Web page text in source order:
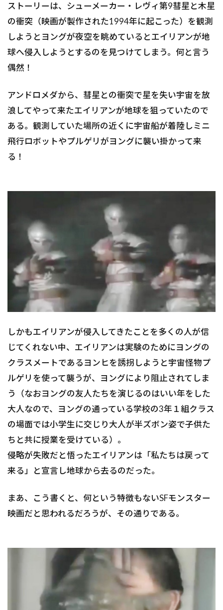
ストーリーは、シューメーカー・レヴィ第9彗星と木星
の衝突（映画が製作された1994年に起こった）を観測
しようとヨングが夜空を眺めているとエイリアンが地
球へ侵入しようとするのを見つけてしまう。何と言う
偶然！
アンドロメダから、彗星との衝突で星を失い宇宙を放
浪してやって来たエイリアンが地球を狙っていたので
ある。観測していた場所の近くに宇宙船が着陸しミニ
飛行ロボットやプルゲリがヨングに襲い掛かって来
る！
しかもエイリアンが侵入してきたことを多くの人が信
じてくれない中、エイリアンは実験のためにヨングの
クラスメートであるヨンヒを誘拐しようと宇宙怪物プ
ルゲリを使って襲うが、ヨングにより阻止されてしま
う（なおヨングの友人たちを演じるのはいい年をした
大人なので、ヨングの通っている学校の3年１組クラス
の場面では小学生に交じり大人が半ズボン姿で子供た
ちと共に授業を受けている）。
侵略が失敗だと悟ったエイリアンは「私たちは戻って
来る」と宣言し地球から去るのだった。
まあ、こう書くと、何という特徴もないSFモンスター
映画だと思われるだろうが、その通りである。